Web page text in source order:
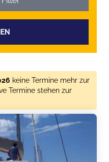
keine Termine mehr zur
Termine stehen zur